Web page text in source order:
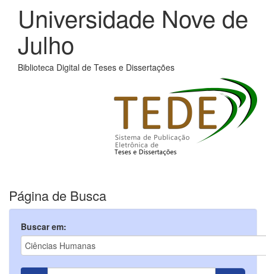
Universidade Nove de
Julho
Biblioteca Digital de Teses e Dissertações
Página de Busca
Buscar em: